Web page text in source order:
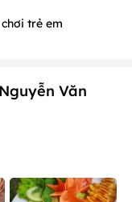
trẻ em
Văn